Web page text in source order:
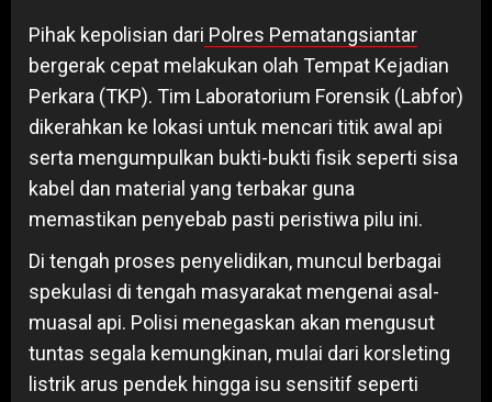
Pihak kepolisian dari Polres Pematangsiantar
bergerak cepat melakukan olah Tempat Kejadian
Perkara (TKP). Tim Laboratorium Forensik (Labfor)
dikerahkan ke lokasi untuk mencari titik awal api
serta mengumpulkan bukti-bukti fisik seperti sisa
kabel dan material yang terbakar guna
memastikan penyebab pasti peristiwa pilu ini.
Di tengah proses penyelidikan, muncul berbagai
spekulasi di tengah masyarakat mengenai asal-
muasal api. Polisi menegaskan akan mengusut
tuntas segala kemungkinan, mulai dari korsleting
listrik arus pendek hingga isu sensitif seperti